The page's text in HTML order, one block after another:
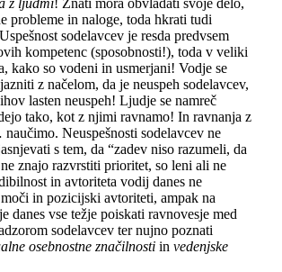
z ljudmi! Znati mora obvladati svoje delo,
probleme in naloge, toda hkrati tudi
sodelavcev je resda predvsem
kompetenc (sposobnosti!), toda v veliki
kako so vodeni in usmerjani! Vodje se
z načelom, da je neuspeh sodelavcev,
lasten neuspeh! Ljudje se namreč
tako, kot z njimi ravnamo! In ravnanja z
Neuspešnosti sodelavcev ne
s tem, da “zadev niso razumeli, da
znajo razvrstiti prioritet, so leni ali ne
in avtoriteta vodij danes ne
in pozicijski avtoriteti, ampak na
danes vse težje poiskati ravnovesje med
sodelavcev ter nujno poznati
osebnostne značilnosti in vedenjske